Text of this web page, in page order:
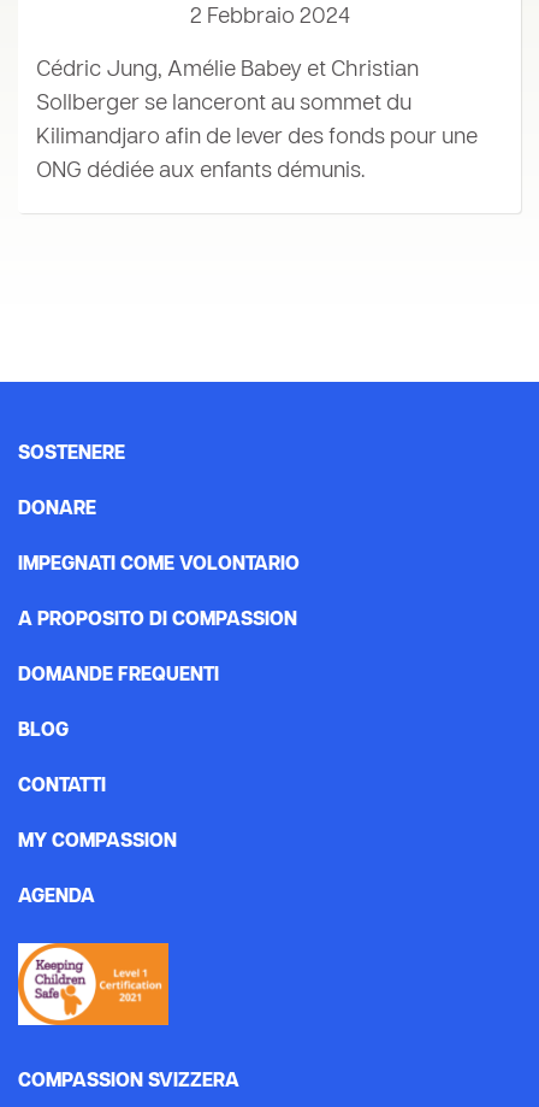
2 Febbraio 2024
Cédric Jung, Amélie Babey et Christian
Sollberger se lanceront au sommet du
Kilimandjaro afin de lever des fonds pour une
ONG dédiée aux enfants démunis.
SOSTENERE
DONARE
IMPEGNATI COME VOLONTARIO
A PROPOSITO DI COMPASSION
DOMANDE FREQUENTI
BLOG
CONTATTI
MY COMPASSION
AGENDA
COMPASSION SVIZZERA